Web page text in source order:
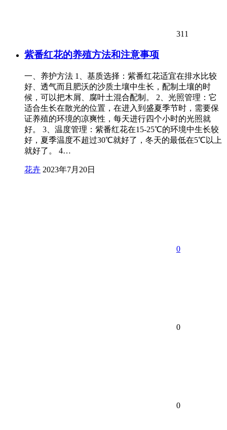
311
紫番红花的养殖方法和注意事项
一、养护方法 1、基质选择：紫番红花适宜在排水比较
好、透气而且肥沃的沙质土壤中生长，配制土壤的时
候，可以把木屑、腐叶土混合配制。 2、光照管理：它
适合生长在散光的位置，在进入到盛夏季节时，需要保
证养殖的环境的凉爽性，每天进行四个小时的光照就
好。 3、温度管理：紫番红花在15-25℃的环境中生长较
好，夏季温度不超过30℃就好了，冬天的最低在5℃以上
就好了。 4…
花卉 2023年7月20日
0
0
0